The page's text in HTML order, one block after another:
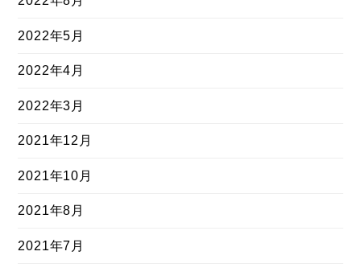
2022年5月
2022年4月
2022年3月
2021年12月
2021年10月
2021年8月
2021年7月